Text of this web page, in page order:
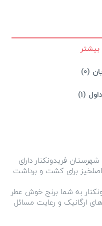
(0)
(1)
فریدونکنار دارای
برای کشت و برداشت
به شما برنج خوش عطر
ارگانیک و رعایت مسائل